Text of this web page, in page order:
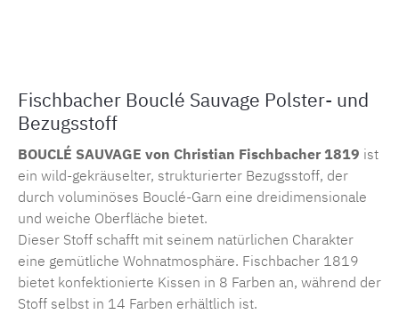
Fischbacher Bouclé Sauvage Polster- und
Bezugsstoff
BOUCLÉ SAUVAGE von Christian Fischbacher 1819 ist
ein wild-gekräuselter, strukturierter Bezugsstoff, der
durch voluminöses Bouclé-Garn eine dreidimensionale
und weiche Oberfläche bietet.
Dieser Stoff schafft mit seinem natürlichen Charakter
eine gemütliche Wohnatmosphäre. Fischbacher 1819
bietet konfektionierte Kissen in 8 Farben an, während der
Stoff selbst in 14 Farben erhältlich ist.